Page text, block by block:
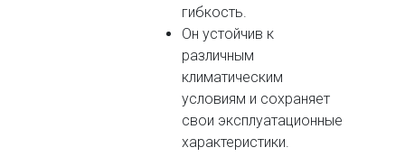
гибкость.
Он устойчив к
различным
климатическим
условиям и сохраняет
свои эксплуатационные
характеристики.